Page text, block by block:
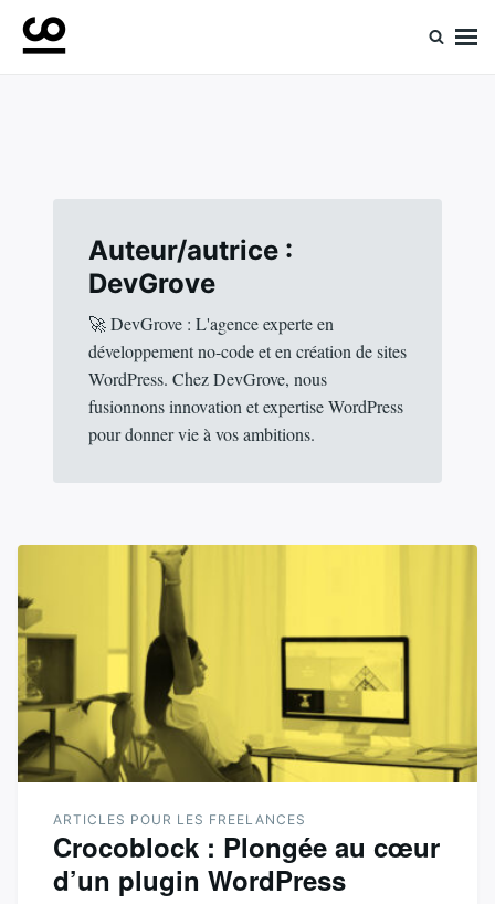
SkipSearch
for:
Auteur/autrice :
DevGrove
🚀 DevGrove : L'agence experte en
développement no-code et en création de sites
WordPress. Chez DevGrove, nous
fusionnons innovation et expertise WordPress
pour donner vie à vos ambitions.
ARTICLES POUR LES FREELANCES
Crocoblock : Plongée au cœur
d’un plugin WordPress